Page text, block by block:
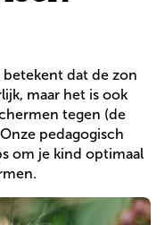
betekent dat de zon
maar het is ook
tegen (de
pedagogisch
om je kind optimaal